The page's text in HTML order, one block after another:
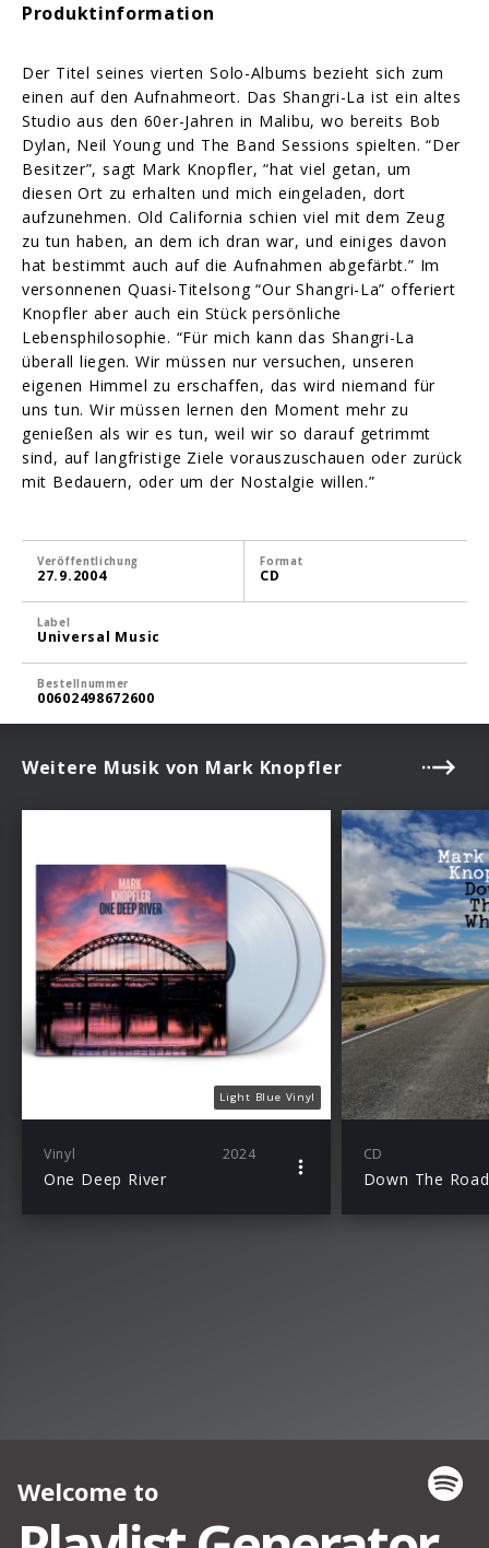
Produktinformation
Der Titel seines vierten Solo-Albums bezieht sich zum
einen auf den Aufnahmeort. Das Shangri-La ist ein altes
Studio aus den 60er-Jahren in Malibu, wo bereits Bob
Dylan, Neil Young und The Band Sessions spielten. “Der
Besitzer”, sagt Mark Knopfler, “hat viel getan, um
diesen Ort zu erhalten und mich eingeladen, dort
aufzunehmen. Old California schien viel mit dem Zeug
zu tun haben, an dem ich dran war, und einiges davon
hat bestimmt auch auf die Aufnahmen abgefärbt.” Im
versonnenen Quasi-Titelsong “Our Shangri-La” offeriert
Knopfler aber auch ein Stück persönliche
Lebensphilosophie. “Für mich kann das Shangri-La
überall liegen. Wir müssen nur versuchen, unseren
eigenen Himmel zu erschaffen, das wird niemand für
uns tun. Wir müssen lernen den Moment mehr zu
genießen als wir es tun, weil wir so darauf getrimmt
sind, auf langfristige Ziele vorauszuschauen oder zurück
mit Bedauern, oder um der Nostalgie willen.”
Veröffentlichung
27.9.2004
Format
CD
Label
Universal Music
Bestellnummer
00602498672600
Weitere Musik von Mark Knopfler
Light Blue Vinyl
Vinyl 2024
One Deep River
CD
Down The